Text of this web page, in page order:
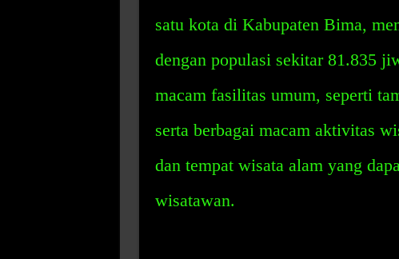
satu kota di Kabupaten Bima,
dengan populasi sekitar 81.835
macam fasilitas umum, seperti
serta berbagai macam aktivitas
dan tempat wisata alam yang
wisatawan.